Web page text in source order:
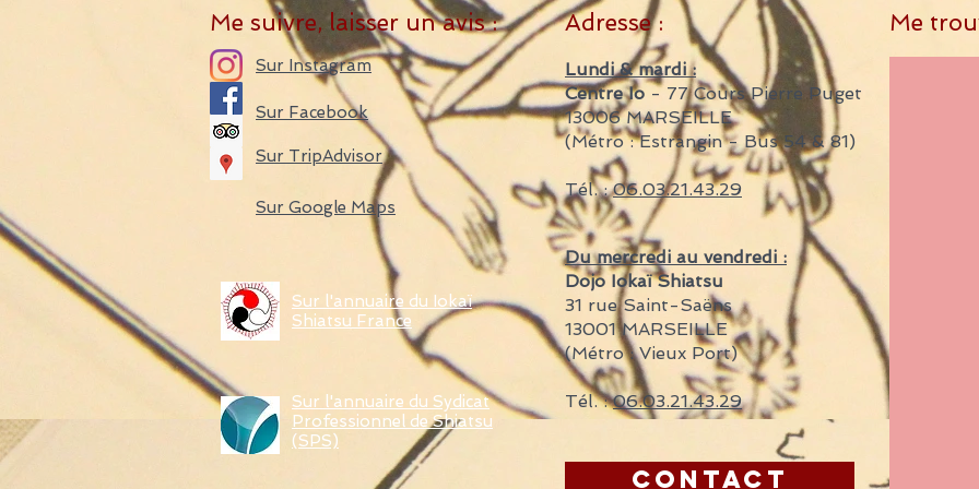
Me suivre, laisser un avis :
Sur Instagram
Sur Facebook
Sur TripAdvisor
Sur Google Maps
Sur l'annuaire du Iokaï
Shiatsu France
Sur l'annuaire du Sydicat
Professionnel de Shiatsu
(SPS)
Adresse :
Lundi & mardi :
Centre Io - 77 Cours Pierre Puget
13006 MARSEILLE
(Métro : Estrangin - Bus 54 & 81)
Tél. :06.03.21.43.29
Du mercredi au vendredi :
Dojo Iokaï Shiatsu
31 rue Saint-Saëns
13001 MARSEILLE
(Métro : Vieux Port)
Tél. :06.03.21.43.29
CONTACT
Me